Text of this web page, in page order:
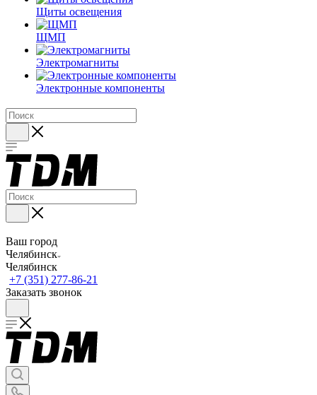
Щиты освещения
ЩМП
Электромагниты
Электронные компоненты
Ваш город
Челябинск
Челябинск
+7 (351) 277-86-21
Заказать звонок